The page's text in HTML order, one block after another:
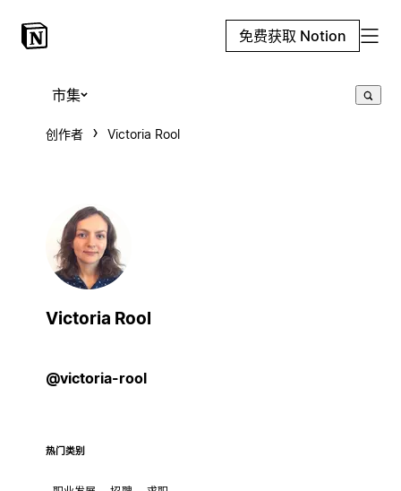
免费获取 Notion
市集
创作者 Victoria Rool
Victoria Rool
@victoria-rool
热门类别